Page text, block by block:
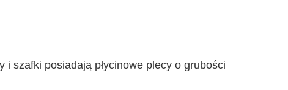
szafki posiadają płycinowe plecy o grubości